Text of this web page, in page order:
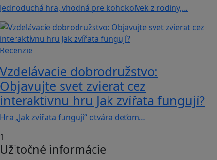
Jednoduchá hra, vhodná pre kohokoľvek z rodiny,…
Recenzie
Vzdelávacie dobrodružstvo:
Objavujte svet zvierat cez
interaktívnu hru Jak zvířata fungují?
Hra „Jak zvířata fungují“ otvára deťom…
1
Užitočné informácie